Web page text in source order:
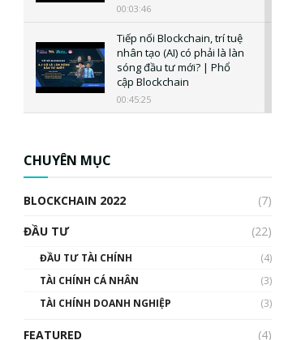
00:03:46
Tiếp nối Blockchain, trí tuệ
nhân tạo (AI) có phải là làn
sóng đầu tư mới? | Phổ
cập Blockchain
00:45:25
uptrend trong năm 2023? |
Phổ cập Blockchain
00:02:14
Nhìn lại năm 2022: Những
CHUYÊN MỤC
BLOCKCHAIN 2022
(7)
ĐẦU TƯ
(22)
ĐẦU TƯ TÀI CHÍNH
(4)
TÀI CHÍNH CÁ NHÂN
(3)
TÀI CHÍNH DOANH NGHIỆP
(3)
FEATURED
(4)